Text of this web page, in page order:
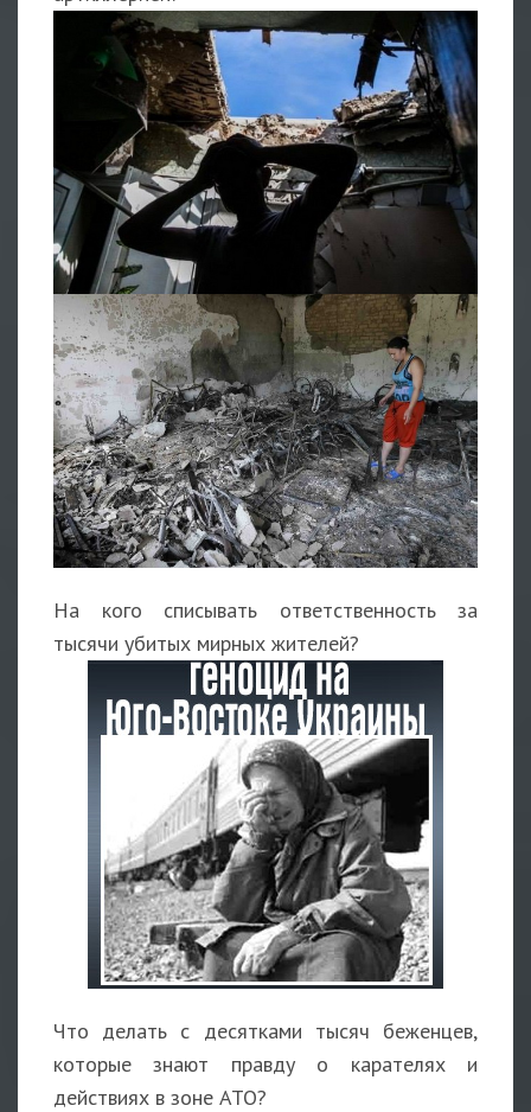
На кого списывать ответственность за
тысячи убитых мирных жителей?
Что делать с десятками тысяч беженцев,
которые знают правду о карателях и
действиях в зоне АТО?